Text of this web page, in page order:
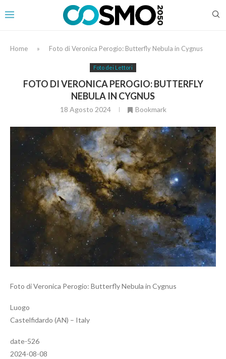
Home » Foto di Veronica Perogio: Butterfly Nebula in Cygnus
Foto dei Lettori
FOTO DI VERONICA PEROGIO: BUTTERFLY
NEBULA IN CYGNUS
18 Agosto 2024 Bookmark
Foto di Veronica Perogio: Butterfly Nebula in Cygnus
Luogo
Castelfidardo (AN) – Italy
date-526
2024-08-08